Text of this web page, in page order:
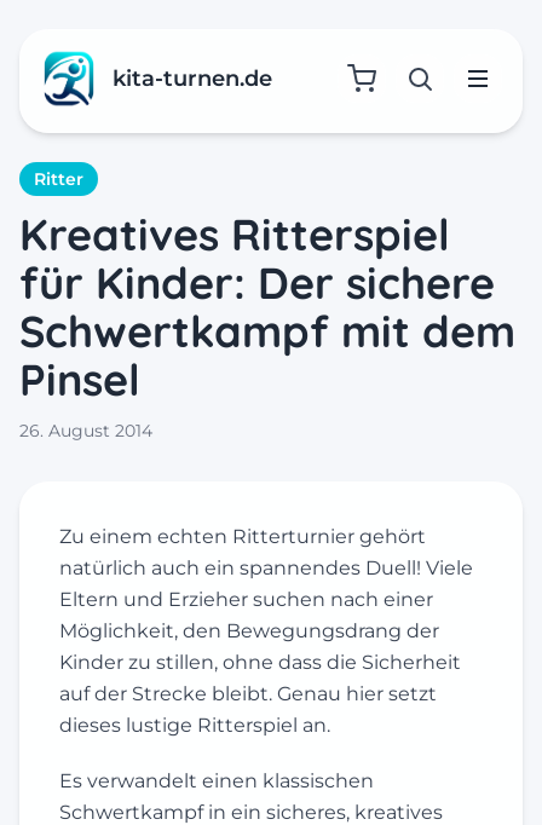
kita-turnen.de SucheMenü
Ritter
Kreatives Ritterspiel
für Kinder: Der sichere
Schwertkampf mit dem
Pinsel
26. August 2014
Zu einem echten Ritterturnier gehört
natürlich auch ein spannendes Duell! Viele
Eltern und Erzieher suchen nach einer
Möglichkeit, den Bewegungsdrang der
Kinder zu stillen, ohne dass die Sicherheit
auf der Strecke bleibt. Genau hier setzt
dieses lustige Ritterspiel an.
Es verwandelt einen klassischen
Schwertkampf in ein sicheres, kreatives